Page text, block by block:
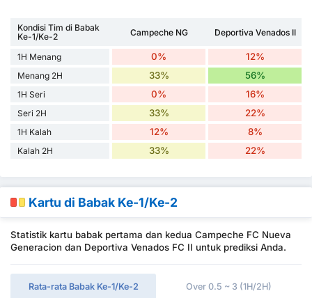
Kondisi Tim di Babak
Ke-1/Ke-2
Campeche NG Deportiva Venados II
1H Menang 0% 12%
Menang 2H 33% 56%
1H Seri 0% 16%
Seri 2H 33% 22%
1H Kalah 12% 8%
Kalah 2H 33% 22%
Kartu di Babak Ke-1/Ke-2
Statistik kartu babak pertama dan kedua Campeche FC Nueva
Generacion dan Deportiva Venados FC II untuk prediksi Anda.
Rata-rata Babak Ke-1/Ke-2 Over 0.5 ~ 3 (1H/2H)